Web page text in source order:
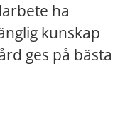
ha
kunskap
ges på bästa